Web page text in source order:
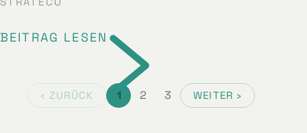
BEITRAG LESEN
‹ ZURÜCK 1 2 3 WEITER ›